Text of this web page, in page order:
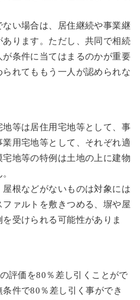
い場合は、居住継続や事業継
ります。ただし、共同で相続
条件に当てはまるのかが重要
れてももう一人が認められな
等は居住用宅地等として、事
用宅地等として、それぞれ適
地等の特例は土地の上に建物
根などがないものは対象には
ァルトを敷きつめる、塀や屋
受けられる可能性がありま
評価を80％差し引くことがで
件で80％差し引く事ができ